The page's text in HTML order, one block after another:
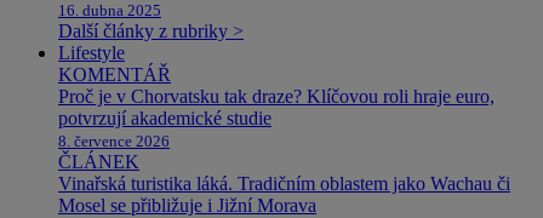
16. dubna 2025
Další články z rubriky >
Lifestyle
KOMENTÁŘ
Proč je v Chorvatsku tak draze? Klíčovou roli hraje euro,
potvrzují akademické studie
8. července 2026
ČLÁNEK
Vinařská turistika láká. Tradičním oblastem jako Wachau či
Mosel se přibližuje i Jižní Morava